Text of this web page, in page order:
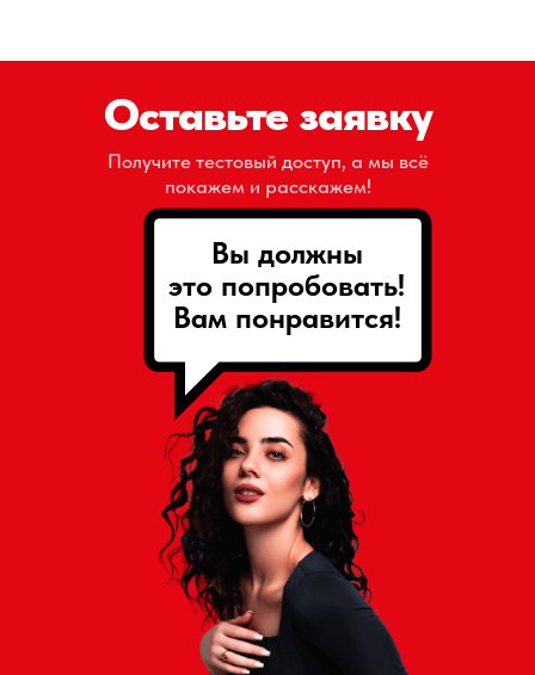
Оставьте заявку
Получите тестовый доступ, а мы всё
покажем и расскажем!
Вы должны
это попробовать!
Вам понравится!